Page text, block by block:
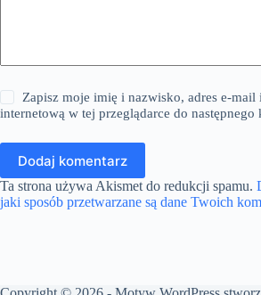
Zapisz moje imię i nazwisko, adres e-mail
internetową w tej przeglądarce do następnego
Dodaj komentarz
Ta strona używa Akismet do redukcji spamu.
jaki sposób przetwarzane są dane Twoich